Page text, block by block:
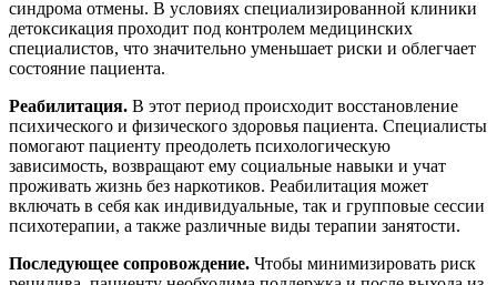
синдрома отмены. В условиях специализированной клиники
детоксикация проходит под контролем медицинских
специалистов, что значительно уменьшает риски и облегчает
состояние пациента.
Реабилитация. В этот период происходит восстановление
психического и физического здоровья пациента. Специалисты
помогают пациенту преодолеть психологическую
зависимость, возвращают ему социальные навыки и учат
проживать жизнь без наркотиков. Реабилитация может
включать в себя как индивидуальные, так и групповые сессии
психотерапии, а также различные виды терапии занятости.
Последующее сопровождение. Чтобы минимизировать риск